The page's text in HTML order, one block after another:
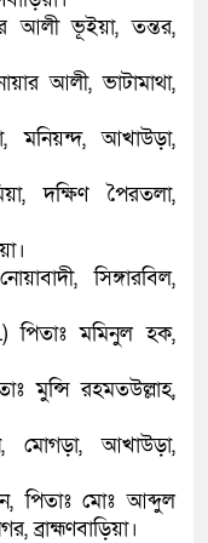
আলী ভূইয়া, তন্তর,
আলী, ভাটামাথা,
মনিয়ন্দ, আখাউড়া,
দক্ষিণ পৈরতলা,
সিঙ্গারবিল,
পিতাঃ মমিনুল হক,
মুন্সি রহমতউল্লাহ,
মোগড়া, আখাউড়া,
পিতাঃ মোঃ আব্দুল
ব্রাহ্মণবাড়িয়া।